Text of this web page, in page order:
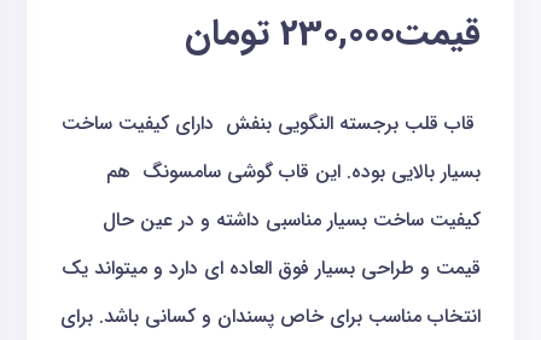
قیمت230,000تومان
قاب قلب برجسته النگویی بنفش دارای کیفیت ساخت
بسیار بالایی بوده. این قاب گوشی سامسونگ هم
کیفیت ساخت بسیار مناسبی داشته و در عین حال
قیمت و طراحی بسیار فوق العاده ای دارد و میتواند یک
انتخاب مناسب برای خاص پسندان و کسانی باشد. برای